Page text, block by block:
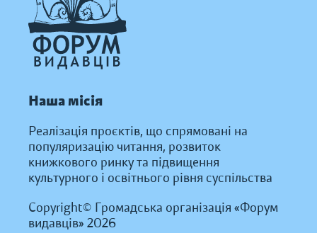
Наша місія
Реалізація проєктів, що спрямовані на
популяризацію читання, розвиток
книжкового ринку та підвищення
культурного і освітнього рівня суспільства
Copyright© Громадська організація «Форум
видавців» 2026